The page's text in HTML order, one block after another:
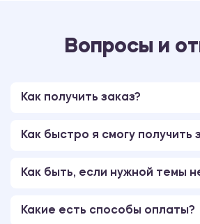
Вопросы и
Как получить заказ?
Как быстро я смогу получить
Как быть, если нужной темы
Какие есть способы оплаты?